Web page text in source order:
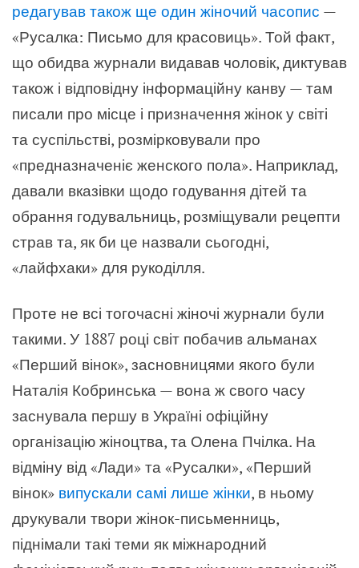
редагував також ще один жіночий часопис —
«Русалка: Письмо для красовиць». Той факт,
що обидва журнали видавав чоловік, диктував
також і відповідну інформаційну канву — там
писали про місце і призначення жінок у світі
та суспільстві, розмірковували про
«предназначеніє женского пола». Наприклад,
давали вказівки щодо годування дітей та
обрання годувальниць, розміщували рецепти
страв та, як би це назвали сьогодні,
«лайфхаки» для рукоділля.
Проте не всі тогочасні жіночі журнали були
такими. У 1887 році світ побачив альманах
«Перший вінок», засновницями якого були
Наталія Кобринська — вона ж свого часу
заснувала першу в Україні офіційну
організацію жіноцтва, та Олена Пчілка. На
відміну від «Лади» та «Русалки», «Перший
вінок» випускали самі лише жінки, в ньому
друкували твори жінок-письменниць,
піднімали такі теми як міжнародний